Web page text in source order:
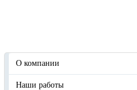
О компании
Наши работы